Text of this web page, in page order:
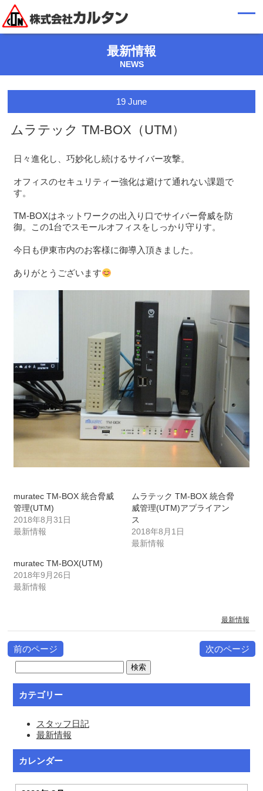
最新情報
NEWS
19 June
ムラテック TM-BOX（UTM）
日々進化し、巧妙化し続けるサイバー攻撃。
オフィスのセキュリティー強化は避けて通れない課題で
す。
TM-BOXはネットワークの出入り口でサイバー脅威を防
御。この1台でスモールオフィスをしっかり守りす。
今日も伊東市内のお客様に御導入頂きました。
ありがとうございます
muratec TM-BOX 統合脅威
管理(UTM)
2018年8月31日
最新情報
ムラテック TM-BOX 統合脅
威管理(UTM)アプライアン
ス
2018年8月1日
最新情報
muratec TM-BOX(UTM)
2018年9月26日
最新情報
最新情報
前のページ 次のページ
カテゴリー
スタッフ日記
最新情報
カレンダー